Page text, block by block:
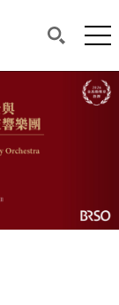
連結。
搜尋(開
網